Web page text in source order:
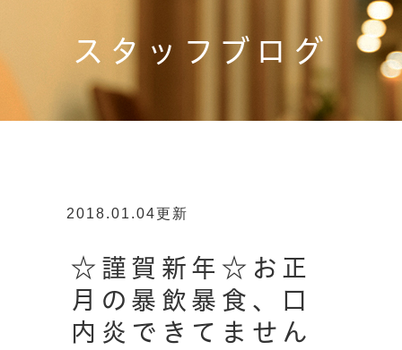
スタッフブログ
2018.01.04更新
☆謹賀新年☆お正
月の暴飲暴食、口
内炎できてません